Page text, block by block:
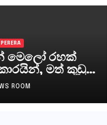
මෙලෝ රහක්
මත් කුඩු
අලෙවි
මහජන
ROOM